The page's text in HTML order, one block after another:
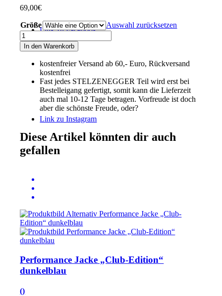
Link zu Facebook
Link zu Instagram
69,00€
Größe
Auswahl zurücksetzen
Performance
Jacke
„Club-
Edition“
dunkelblau
Menge
In den Warenkorb
kostenfreier Versand ab 60,- Euro, Rückversand
kostenfrei
Fast jedes STELZENEGGER Teil wird erst bei
Bestelleigang gefertigt, somit kann die Lieferzeit
auch mal 10-12 Tage betragen. Vorfreude ist doch
aber die schönste Freude, oder?
Diese Artikel könnten dir auch
gefallen
Performance Jacke „Club-Edition“
dunkelblau
()